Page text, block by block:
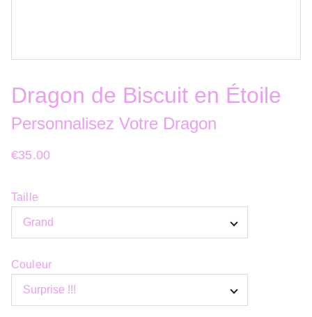
Dragon de Biscuit en Étoile
Personnalisez Votre Dragon
€35.00
Taille
Couleur